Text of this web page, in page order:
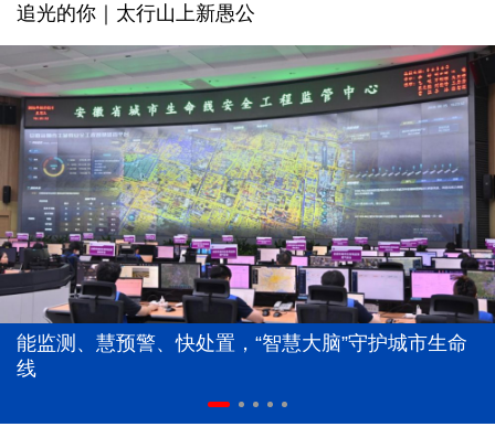
追光的你｜太行山上新愚公
能监测、慧预警、快处置，“智慧大脑”守护城市生命
线